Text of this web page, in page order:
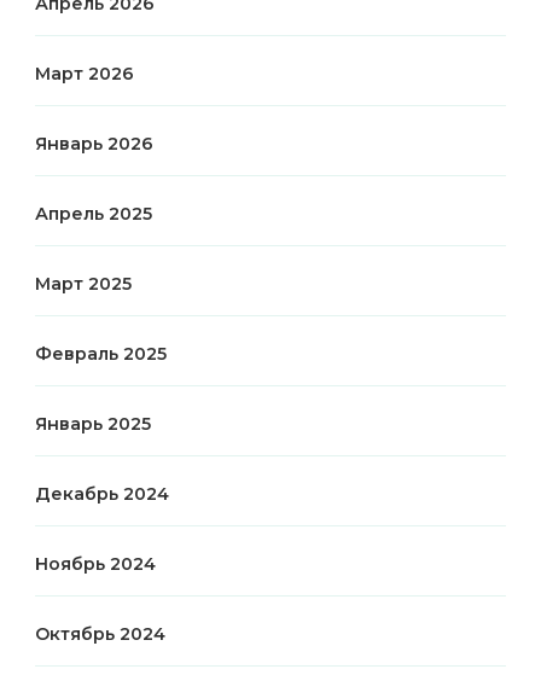
Март 2026
Январь 2026
Апрель 2025
Март 2025
Февраль 2025
Январь 2025
Декабрь 2024
Ноябрь 2024
Октябрь 2024